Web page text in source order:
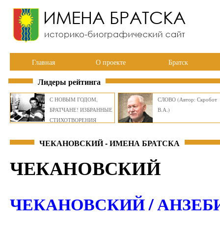
Главная О проекте Братск
Лидеры рейтинга
С НОВЫМ ГОДОМ,
БРАТЧАНЕ! ИЗБРАННЫЕ
СТИХОТВОРЕНИЯ
СЛОВО (Автор: Скробот
В.А.)
ЧЕКАНОВСКИЙ - ИМЕНА БРАТСКА
ЧЕКАНОВСКИЙ
ЧЕКАНОВСКИЙ /